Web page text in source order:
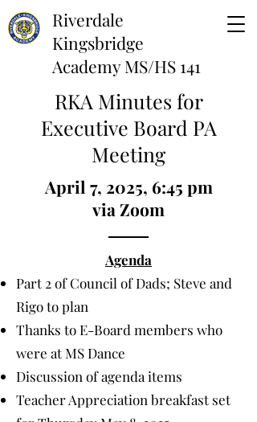
Riverdale
Kingsbridge
Academy MS/HS 141
RKA Minutes for
Executive Board PA
Meeting
April 7, 2025, 6:45 pm
via Zoom
Agenda
Part 2 of Council of Dads; Steve and
Rigo to plan
Thanks to E-Board members who
were at MS Dance
Discussion of agenda items
Teacher Appreciation breakfast set